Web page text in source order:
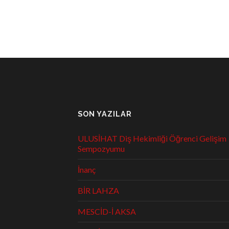
SON YAZILAR
ULUSİHAT Diş Hekimliği Öğrenci Gelişim
Sempozyumu
İnanç
BİR LAHZA
MESCİD-İ AKSA